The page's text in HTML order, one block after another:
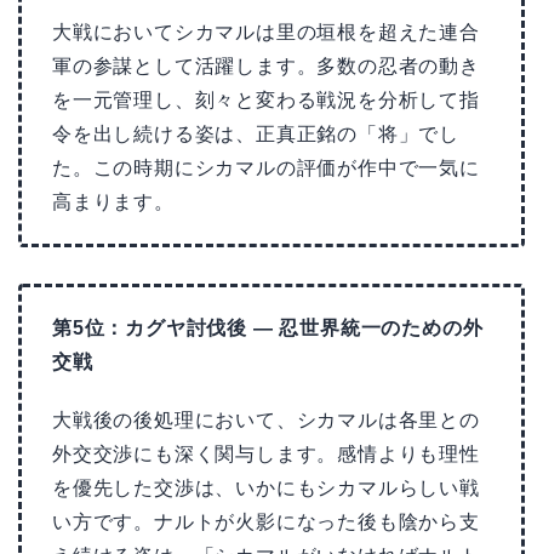
大戦においてシカマルは里の垣根を超えた連合
軍の参謀として活躍します。多数の忍者の動き
を一元管理し、刻々と変わる戦況を分析して指
令を出し続ける姿は、正真正銘の「将」でし
た。この時期にシカマルの評価が作中で一気に
高まります。
第5位：カグヤ討伐後 — 忍世界統一のための外
交戦
大戦後の後処理において、シカマルは各里との
外交交渉にも深く関与します。感情よりも理性
を優先した交渉は、いかにもシカマルらしい戦
い方です。ナルトが火影になった後も陰から支